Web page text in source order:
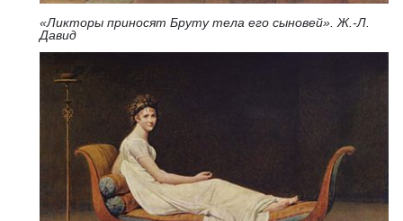
«Ликторы приносят Бруту тела его сыновей». Ж.-Л.
Давид